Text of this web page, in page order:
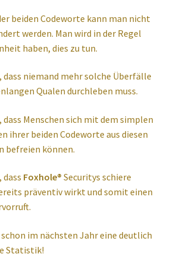
beiden Codeworte kann man nicht
werden. Man wird in der Regel
haben, dies zu tun.
dass niemand mehr solche Überfälle
Qualen durchleben muss.
Menschen sich mit dem simplen
ihrer beiden Codeworte aus diesen
befreien können.
Foxhole® Securitys schiere
präventiv wirkt und somit einen
im nächsten Jahr eine deutlich
Statistik!